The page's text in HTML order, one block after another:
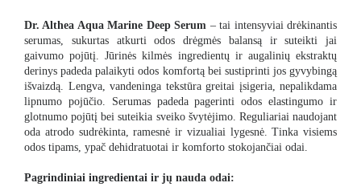
Dr. Althea Aqua Marine Deep Serum – tai intensyviai drėkinantis
serumas, sukurtas atkurti odos drėgmės balansą ir suteikti jai
gaivumo pojūtį. Jūrinės kilmės ingredientų ir augalinių ekstraktų
derinys padeda palaikyti odos komfortą bei sustiprinti jos gyvybingą
išvaizdą. Lengva, vandeninga tekstūra greitai įsigeria, nepalikdama
lipnumo pojūčio. Serumas padeda pagerinti odos elastingumo ir
glotnumo pojūtį bei suteikia sveiko švytėjimo. Reguliariai naudojant
oda atrodo sudrėkinta, ramesnė ir vizualiai lygesnė. Tinka visiems
odos tipams, ypač dehidratuotai ir komforto stokojančiai odai.
Pagrindiniai ingredientai ir jų nauda odai: